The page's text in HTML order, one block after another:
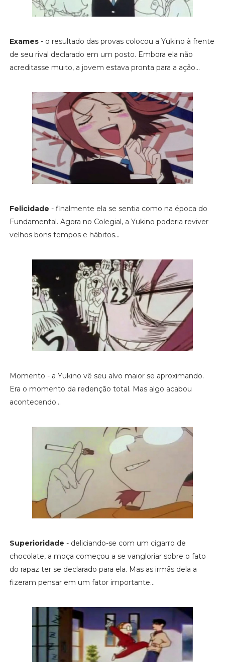
Exames - o resultado das provas colocou a Yukino à frente
de seu rival declarado em um posto. Embora ela não
acreditasse muito, a jovem estava pronta para a ação...
Felicidade - finalmente ela se sentia como na época do
Fundamental. Agora no Colegial, a Yukino poderia reviver
velhos bons tempos e hábitos...
Momento - a Yukino vê seu alvo maior se aproximando.
Era o momento da redenção total. Mas algo acabou
acontecendo...
Superioridade - deliciando-se com um cigarro de
chocolate, a moça começou a se vangloriar sobre o fato
do rapaz ter se declarado para ela. Mas as irmãs dela a
fizeram pensar em um fator importante...